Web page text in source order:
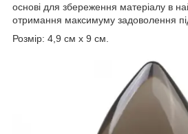
основі для збереження матеріалу в
отримання максимуму задоволення
Розмір: 4,9 см х 9 см.